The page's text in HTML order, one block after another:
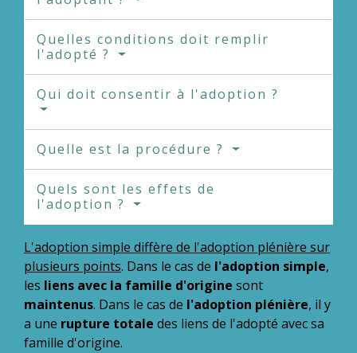
Quelles conditions doit remplir
l'adopté ?
Qui doit consentir à l'adoption ?
Quelle est la procédure ?
Quels sont les effets de
l'adoption ?
L'adoption simple diffère de l'adoption plénière sur
plusieurs points. Dans le cas de l'adoption simple,
les liens avec la famille d'origine sont
maintenus. Dans le cas de l'adoption plénière, il y
a une rupture totale des liens de l'adopté avec sa
famille d'origine.